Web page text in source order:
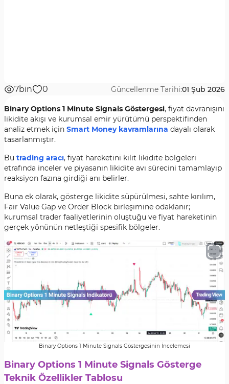
7bin 0 Güncellenme Tarihi:01 Şub 2026
Binary Options 1 Minute Signals Göstergesi, fiyat davranışını
likidite akışı ve kurumsal emir yürütümü perspektifinden
analiz etmek için Smart Money kavramlarına dayalı olarak
tasarlanmıştır.
Bu trading aracı, fiyat hareketini kilit likidite bölgeleri
etrafında inceler ve piyasanın likidite avı sürecini tamamlayıp
reaksiyon fazına girdiği anı belirler.
Buna ek olarak, gösterge likidite süpürülmesi, sahte kırılım,
Fair Value Gap ve Order Block birleşimine odaklanır;
kurumsal trader faaliyetlerinin oluştuğu ve fiyat hareketinin
gerçek yönünün netleştiği spesifik bölgeler.
Binary Options 1 Minute Signals Göstergesinin İncelemesi
Binary Options 1 Minute Signals Gösterge
Teknik Özellikler Tablosu